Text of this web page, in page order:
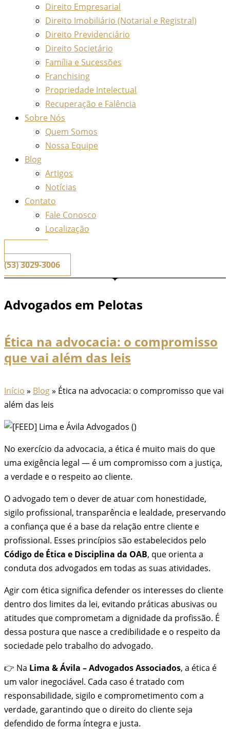
Direito Empresarial
Direito Imobiliário (Notarial e Registral)
Direito Previdenciário
Direito Societário
Família e Sucessões
Franchising
Propriedade Intelectual
Recuperação e Falência
Sobre Nós
Quem Somos
Nossa Equipe
Blog
Artigos
Notícias
Contato
Fale Conosco
Localização
(53) 3029-3006
Advogados em Pelotas
Ética na advocacia: o compromisso
que vai além das leis
Início » Blog» Ética na advocacia: o compromisso que vai
além das leis
No exercício da advocacia, a ética é muito mais do que
uma exigência legal — é um compromisso com a justiça,
a verdade e o respeito ao cliente.
O advogado tem o dever de atuar com honestidade,
sigilo profissional, transparência e lealdade, preservando
a confiança que é a base da relação entre cliente e
profissional. Esses princípios são estabelecidos pelo
Código de Ética e Disciplina da OAB, que orienta a
conduta dos advogados em todas as suas atividades.
Agir com ética significa defender os interesses do cliente
dentro dos limites da lei, evitando práticas abusivas ou
atitudes que comprometam a dignidade da profissão. É
dessa postura que nasce a credibilidade e o respeito da
sociedade pelo trabalho do advogado.
👉 Na Lima & Ávila – Advogados Associados, a ética é
um valor inegociável. Cada caso é tratado com
responsabilidade, sigilo e comprometimento com a
verdade, garantindo que o direito do cliente seja
defendido de forma íntegra e justa.